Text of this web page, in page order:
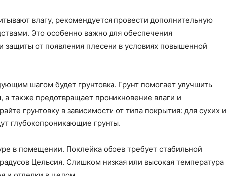
влагу, рекомендуется провести дополнительную
Это особенно важно для обеспечения
защиты от появления плесени в условиях повышенной
шагом будет грунтовка. Грунт помогает улучшить
а также предотвращает проникновение влаги и
грунтовку в зависимости от типа покрытия: для сухих и
глубокопроникающие грунты.
в помещении. Поклейка обоев требует стабильной
Цельсия. Слишком низкая или высокая температура